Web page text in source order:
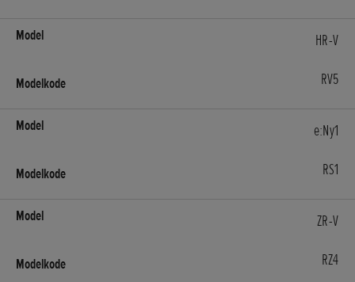
HR-V
RV5
e:Ny1
RS1
ZR-V
RZ4